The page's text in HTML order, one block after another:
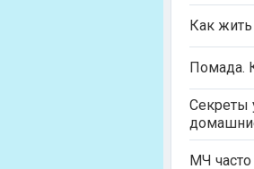
Как
Помада.
Секреты
МЧ